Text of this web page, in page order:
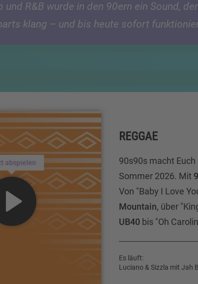
und R&B wurde in den 90ern ein Sound,
klang – und bis heute sofort
abspielen
REGGAE
90s90s macht
Sommer 2026. Mit
Von "Baby I Love
Mountain, über
UB40 bis "Oh
Es läuft:
Luciano & Sizzla mit Jah